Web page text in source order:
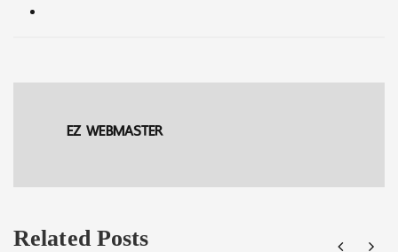
EZ WEBMASTER
Related Posts